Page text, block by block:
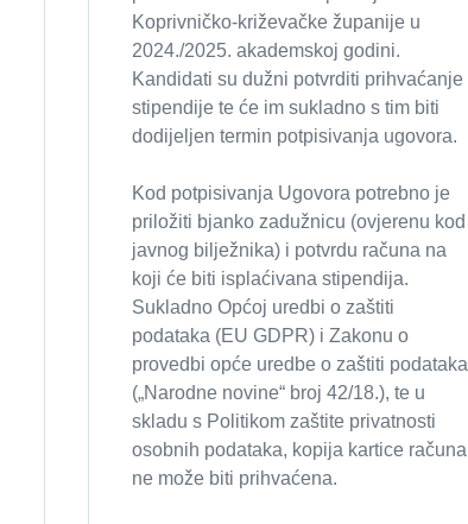
Koprivničko-križevačke županije u
2024./2025. akademskoj godini.
Kandidati su dužni potvrditi prihvaćanje
stipendije te će im sukladno s tim biti
dodijeljen termin potpisivanja ugovora.
Kod potpisivanja Ugovora potrebno je
priložiti bjanko zadužnicu (ovjerenu kod
javnog bilježnika) i potvrdu računa na
koji će biti isplaćivana stipendija.
Sukladno Općoj uredbi o zaštiti
podataka (EU GDPR) i Zakonu o
provedbi opće uredbe o zaštiti podataka
(„Narodne novine“ broj 42/18.), te u
skladu s Politikom zaštite privatnosti
osobnih podataka, kopija kartice računa
ne može biti prihvaćena.